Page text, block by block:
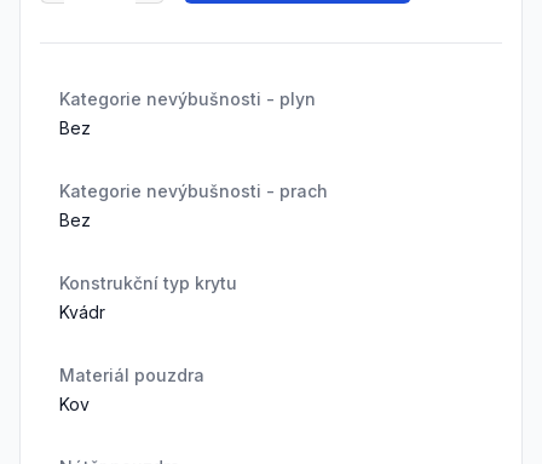
Kategorie nevýbušnosti - plyn
Bez
Kategorie nevýbušnosti - prach
Bez
Konstrukční typ krytu
Kvádr
Materiál pouzdra
Kov